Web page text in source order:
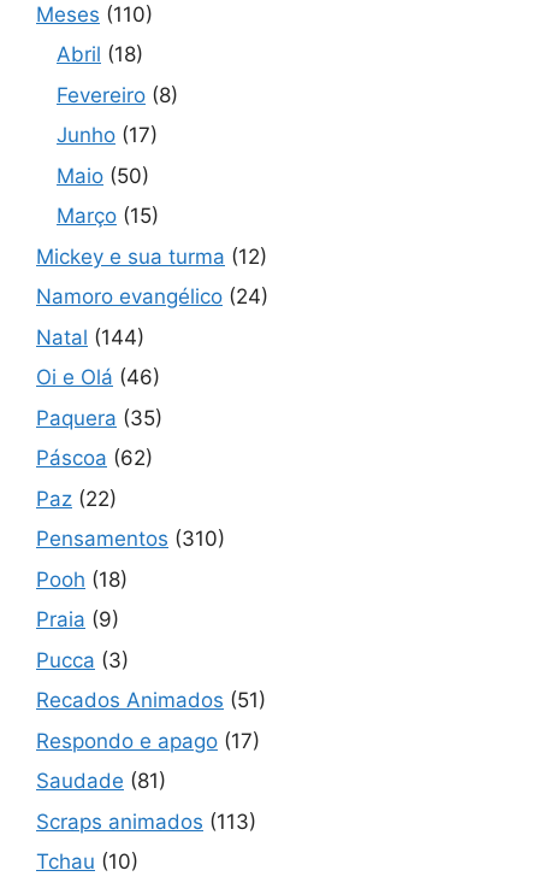
Meses (110)
Abril (18)
Fevereiro (8)
Junho (17)
Maio (50)
Março (15)
Mickey e sua turma (12)
Namoro evangélico (24)
Natal (144)
Oi e Olá (46)
Paquera (35)
Páscoa (62)
Paz (22)
Pensamentos (310)
Pooh (18)
Praia (9)
Pucca (3)
Recados Animados (51)
Respondo e apago (17)
Saudade (81)
Scraps animados (113)
Tchau (10)